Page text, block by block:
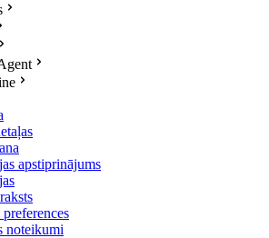
apstiprinājums
preferences
noteikumi